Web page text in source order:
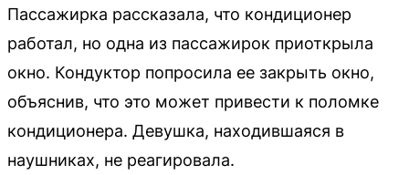
Пассажирка рассказала, что кондиционер
работал, но одна из пассажирок приоткрыла
окно. Кондуктор попросила ее закрыть окно,
объяснив, что это может привести к поломке
кондиционера. Девушка, находившаяся в
наушниках, не реагировала.